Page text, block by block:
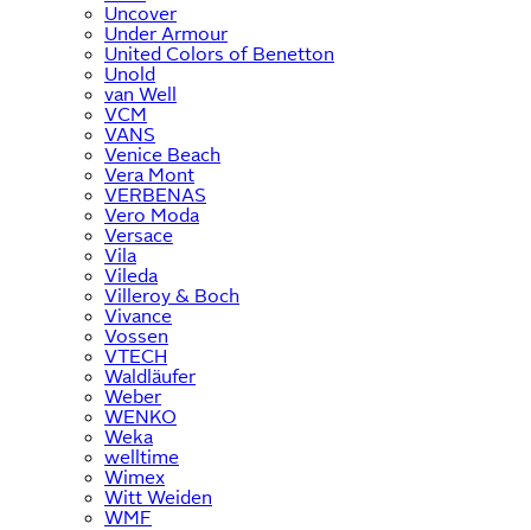
Uncover
Under Armour
United Colors of Benetton
Unold
van Well
VCM
VANS
Venice Beach
Vera Mont
VERBENAS
Vero Moda
Versace
Vila
Vileda
Villeroy & Boch
Vivance
Vossen
VTECH
Waldläufer
Weber
WENKO
Weka
welltime
Wimex
Witt Weiden
WMF